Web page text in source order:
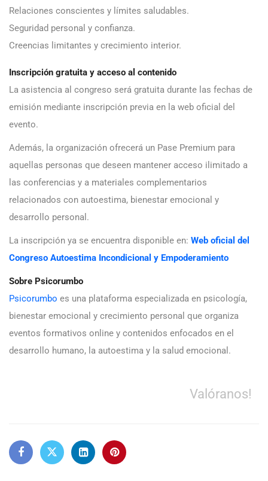
Relaciones conscientes y límites saludables.
Seguridad personal y confianza.
Creencias limitantes y crecimiento interior.
Inscripción gratuita y acceso al contenido
La asistencia al congreso será gratuita durante las fechas de
emisión mediante inscripción previa en la web oficial del
evento.
Además, la organización ofrecerá un Pase Premium para
aquellas personas que deseen mantener acceso ilimitado a
las conferencias y a materiales complementarios
relacionados con autoestima, bienestar emocional y
desarrollo personal.
La inscripción ya se encuentra disponible en: Web oficial del
Congreso Autoestima Incondicional y Empoderamiento
Sobre Psicorumbo
Psicorumbo es una plataforma especializada en psicología,
bienestar emocional y crecimiento personal que organiza
eventos formativos online y contenidos enfocados en el
desarrollo humano, la autoestima y la salud emocional.
Valóranos!